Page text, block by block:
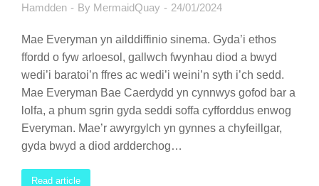
Hamdden By MermaidQuay 24/01/2024
Mae Everyman yn ailddiffinio sinema. Gyda’i ethos
ffordd o fyw arloesol, gallwch fwynhau diod a bwyd
wedi’i baratoi’n ffres ac wedi’i weini’n syth i’ch sedd.
Mae Everyman Bae Caerdydd yn cynnwys gofod bar a
lolfa, a phum sgrin gyda seddi soffa cyfforddus enwog
Everyman. Mae’r awyrgylch yn gynnes a chyfeillgar,
gyda bwyd a diod ardderchog…
Read article